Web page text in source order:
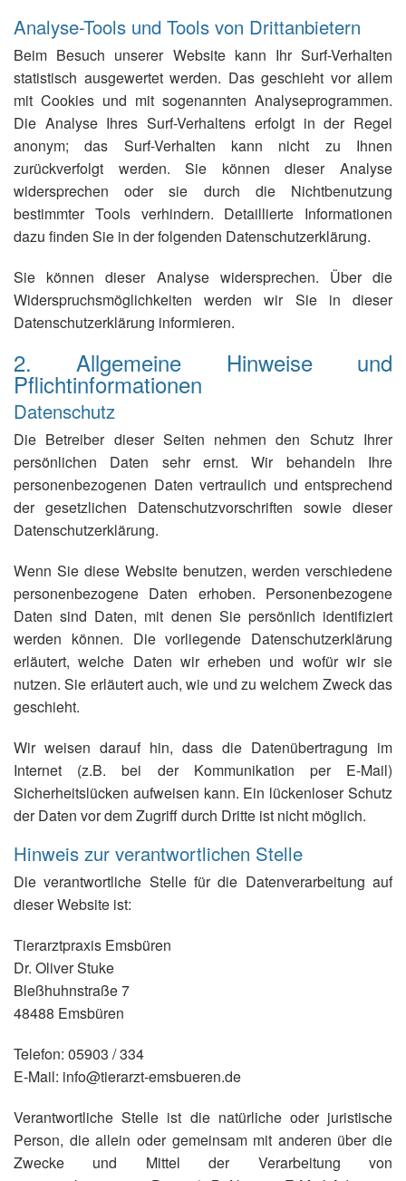
Analyse-Tools und Tools von Drittanbietern
Beim Besuch unserer Website kann Ihr Surf-Verhalten
statistisch ausgewertet werden. Das geschieht vor allem
mit Cookies und mit sogenannten Analyseprogrammen.
Die Analyse Ihres Surf-Verhaltens erfolgt in der Regel
anonym; das Surf-Verhalten kann nicht zu Ihnen
zurückverfolgt werden. Sie können dieser Analyse
widersprechen oder sie durch die Nichtbenutzung
bestimmter Tools verhindern. Detaillierte Informationen
dazu finden Sie in der folgenden Datenschutzerklärung.
Sie können dieser Analyse widersprechen. Über die
Widerspruchsmöglichkeiten werden wir Sie in dieser
Datenschutzerklärung informieren.
2. Allgemeine Hinweise und
Pflichtinformationen
Datenschutz
Die Betreiber dieser Seiten nehmen den Schutz Ihrer
persönlichen Daten sehr ernst. Wir behandeln Ihre
personenbezogenen Daten vertraulich und entsprechend
der gesetzlichen Datenschutzvorschriften sowie dieser
Datenschutzerklärung.
Wenn Sie diese Website benutzen, werden verschiedene
personenbezogene Daten erhoben. Personenbezogene
Daten sind Daten, mit denen Sie persönlich identifiziert
werden können. Die vorliegende Datenschutzerklärung
erläutert, welche Daten wir erheben und wofür wir sie
nutzen. Sie erläutert auch, wie und zu welchem Zweck das
geschieht.
Wir weisen darauf hin, dass die Datenübertragung im
Internet (z.B. bei der Kommunikation per E-Mail)
Sicherheitslücken aufweisen kann. Ein lückenloser Schutz
der Daten vor dem Zugriff durch Dritte ist nicht möglich.
Hinweis zur verantwortlichen Stelle
Die verantwortliche Stelle für die Datenverarbeitung auf
dieser Website ist:
Tierarztpraxis Emsbüren
Dr. Oliver Stuke
Bleßhuhnstraße 7
48488 Emsbüren
Telefon: 05903 / 334
E-Mail: info@tierarzt-emsbueren.de
Verantwortliche Stelle ist die natürliche oder juristische
Person, die allein oder gemeinsam mit anderen über die
Zwecke und Mittel der Verarbeitung von